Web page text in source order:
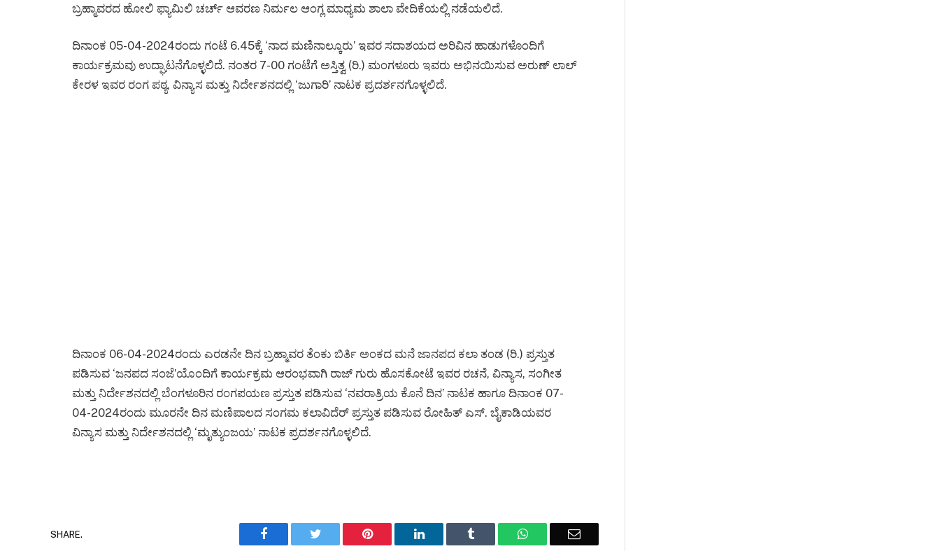
ಬ್ರಹ್ಮಾವರದ ಹೋಲಿ ಫ್ಯಾಮಿಲಿ ಚರ್ಚ್ ಆವರಣ ನಿರ್ಮಲ ಆಂಗ್ಲ ಮಾಧ್ಯಮ ಶಾಲಾ‌ ವೇದಿಕೆಯಲ್ಲಿ ನಡೆಯಲಿದೆ.
ದಿನಾಂಕ 05-04-2024ರಂದು ಗಂಟೆ 6.45ಕ್ಕೆ ‘ನಾದ ಮಣಿನಾಲ್ಕೂರು’ ಇವರ ಸದಾಶಯದ ಅರಿವಿನ ಹಾಡುಗಳೊಂದಿಗೆ
ಕಾರ್ಯಕ್ರಮವು ಉದ್ಘಾಟನೆಗೊಳ್ಳಲಿದೆ. ನಂತರ 7-00 ಗಂಟೆಗೆ ಅಸ್ತಿತ್ವ (ರಿ.) ಮಂಗಳೂರು ಇವರು ಅಭಿನಯಿಸುವ ಅರುಣ್ ಲಾಲ್
ಕೇರಳ ಇವರ ರಂಗ ಪಠ್ಯ, ವಿನ್ಯಾಸ ಮತ್ತು ನಿರ್ದೇಶನದಲ್ಲಿ ‘ಜುಗಾರಿ’ ನಾಟಕ ಪ್ರದರ್ಶನಗೊಳ್ಳಲಿದೆ.
ದಿನಾಂಕ 06-04-2024ರಂದು ಎರಡನೇ ದಿನ ಬ್ರಹ್ಮಾವರ ತೆಂಕು ಬಿರ್ತಿ ಅಂಕದ ಮನೆ ಜಾನಪದ ಕಲಾ ತಂಡ (ರಿ.) ಪ್ರಸ್ತುತ
ಪಡಿಸುವ ‘ಜನಪದ ಸಂಜೆ’ಯೊಂದಿಗೆ ಕಾರ್ಯಕ್ರಮ ಆರಂಭವಾಗಿ ರಾಜ್ ಗುರು ಹೊಸಕೋಟೆ ಇವರ ರಚನೆ, ವಿನ್ಯಾಸ, ಸಂಗೀತ
ಮತ್ತು ನಿರ್ದೇಶನದಲ್ಲಿ ಬೆಂಗಳೂರಿನ ರಂಗಪಯಣ ಪ್ರಸ್ತುತ ಪಡಿಸುವ ‘ನವರಾತ್ರಿಯ ಕೊನೆ ದಿನ’ ನಾಟಕ ಹಾಗೂ ದಿನಾಂಕ 07-
04-2024ರಂದು ಮೂರನೇ ದಿನ ಮಣಿಪಾಲದ ಸಂಗಮ ಕಲಾವಿದೆರ್ ಪ್ರಸ್ತುತ ಪಡಿಸುವ ರೋಹಿತ್ ಎಸ್. ಬೈಕಾಡಿಯವರ
ವಿನ್ಯಾಸ ಮತ್ತು ನಿರ್ದೇಶನದಲ್ಲಿ ‘ಮೃತ್ಯುಂಜಯ’ ನಾಟಕ ಪ್ರದರ್ಶನಗೊಳ್ಳಲಿದೆ.
SHARE. Facebook Twitter Pinterest LinkedIn Tumblr WhatsAppEmail